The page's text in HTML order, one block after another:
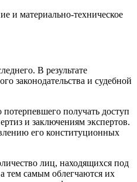
и материально-техническое
В результате
законодательства и судебной
получать доступ
и заключениям экспертов.
его конституционных
лиц, находящихся под
тем самым облегчаются их